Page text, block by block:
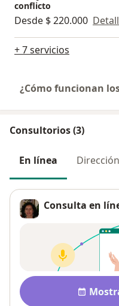
conflicto
Desde $ 220.000
+ 7 servicios
¿Cómo funcionan
Consultorios (3)
En línea
Consulta en
Disponibilidad